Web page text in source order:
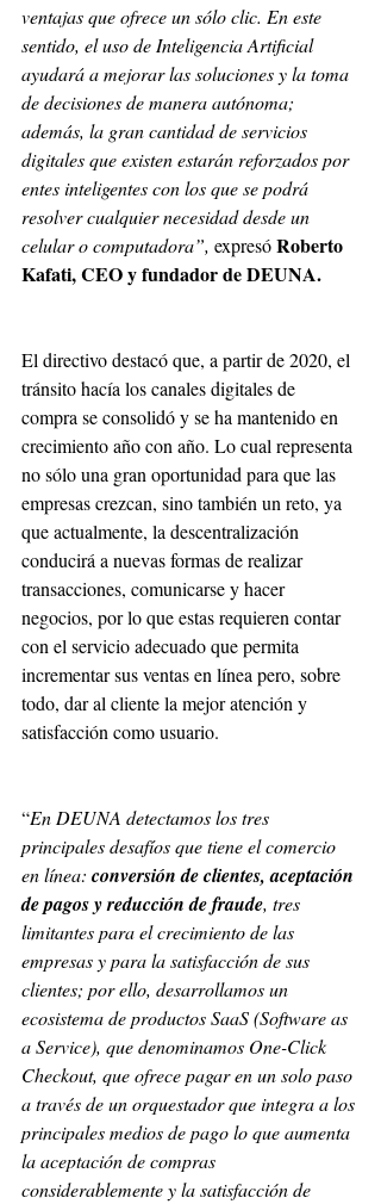
ventajas que ofrece un sólo clic. En este
sentido, el uso de Inteligencia Artificial
ayudará a mejorar las soluciones y la toma
de decisiones de manera autónoma;
además, la gran cantidad de servicios
digitales que existen estarán reforzados por
entes inteligentes con los que se podrá
resolver cualquier necesidad desde un
celular o computadora”, expresó Roberto
Kafati, CEO y fundador de DEUNA.
El directivo destacó que, a partir de 2020, el
tránsito hacía los canales digitales de
compra se consolidó y se ha mantenido en
crecimiento año con año. Lo cual representa
no sólo una gran oportunidad para que las
empresas crezcan, sino también un reto, ya
que actualmente, la descentralización
conducirá a nuevas formas de realizar
transacciones, comunicarse y hacer
negocios, por lo que estas requieren contar
con el servicio adecuado que permita
incrementar sus ventas en línea pero, sobre
todo, dar al cliente la mejor atención y
satisfacción como usuario.
“En DEUNA detectamos los tres
principales desafíos que tiene el comercio
en línea: conversión de clientes, aceptación
de pagos y reducción de fraude, tres
limitantes para el crecimiento de las
empresas y para la satisfacción de sus
clientes; por ello, desarrollamos un
ecosistema de productos SaaS (Software as
a Service), que denominamos One-Click
Checkout, que ofrece pagar en un solo paso
a través de un orquestador que integra a los
principales medios de pago lo que aumenta
la aceptación de compras
considerablemente y la satisfacción de